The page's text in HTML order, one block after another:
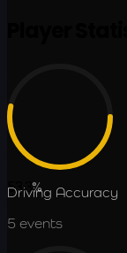
53.3%
Driving Accuracy
5 events